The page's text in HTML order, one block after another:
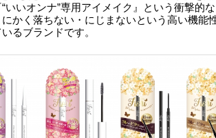
“いいオンナ”専用アイメイク』という衝撃的
かく落ちない・にじまないという高い機能
るブランドです。